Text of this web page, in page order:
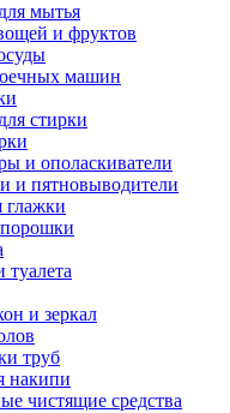
мытья
и фруктов
машин
стирки
и ополаскиватели
и пятновыводители
глажки
и зеркал
труб
накипи
чистящие средства